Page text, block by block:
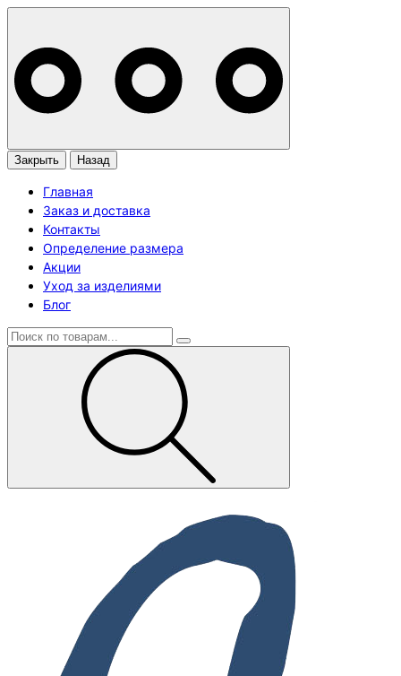
Закрыть Назад
Главная
Заказ и доставка
Контакты
Определение размера
Акции
Уход за изделиями
Блог